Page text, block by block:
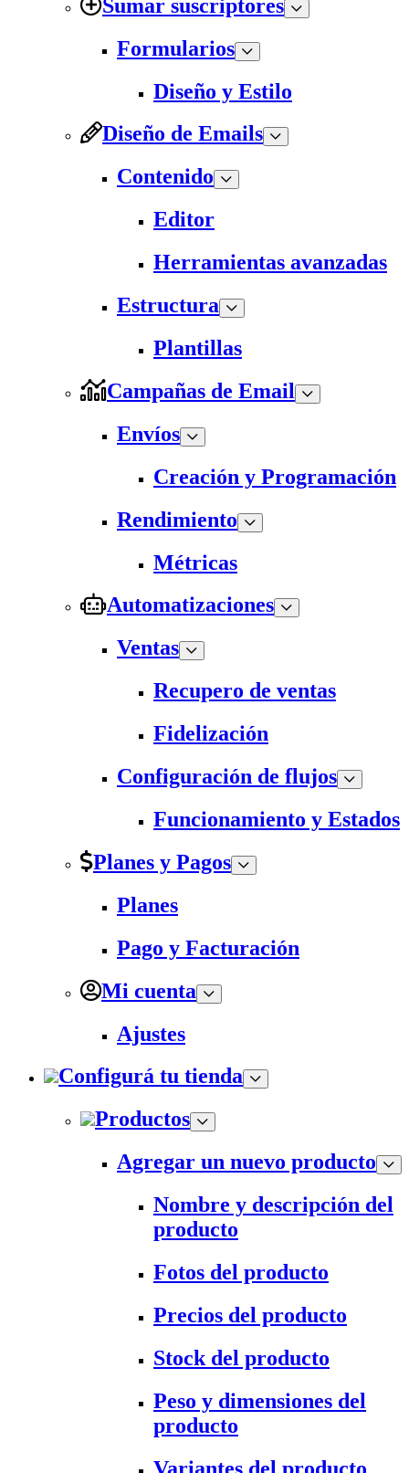
Sumar suscriptores
Formularios
Diseño y Estilo
Diseño de Emails
Contenido
Editor
Herramientas avanzadas
Estructura
Plantillas
Campañas de Email
Envíos
Creación y Programación
Rendimiento
Métricas
Automatizaciones
Ventas
Recupero de ventas
Fidelización
Configuración de flujos
Funcionamiento y Estados
Planes y Pagos
Planes
Pago y Facturación
Mi cuenta
Ajustes
Configurá tu tienda
Productos
Agregar un nuevo producto
Nombre y descripción del
producto
Fotos del producto
Precios del producto
Stock del producto
Peso y dimensiones del
producto
Variantes del producto